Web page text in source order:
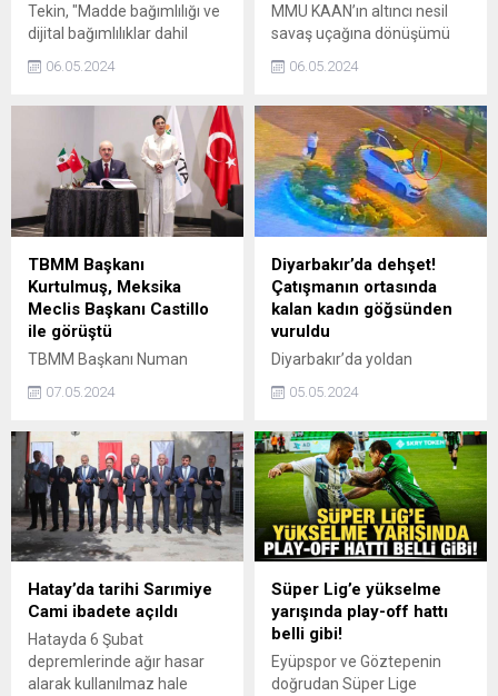
Tekin, "Madde bağımlılığı ve
dijital bağımlılıklar dahil
proje kapsamında bir afet
06.05.2024
MMU KAAN’ın altıncı nesil
savaş uçağına dönüşümü
hazırlanıyor.
06.05.2024
TBMM Başkanı
Kurtulmuş, Meksika
Meclis Başkanı Castillo
ile görüştü
TBMM Başkanı Numan
Temsilciler Meclisi Başkanı
bir araya geldi.
07.05.2024
Diyarbakır’da dehşet!
Çatışmanın ortasında
kalan kadın göğsünden
vuruldu
Diyarbakır’da yoldan
ortasında kalarak
S.’nin (61) hayati tehlikesi
devam ediyor.
05.05.2024
Hatay’da tarihi Sarımiye
Cami ibadete açıldı
Hatayda 6 Şubat
depremlerinde ağır hasar
alarak kullanılmaz hale
Süper Lig’e yükselme
yarışında play-off hattı
belli gibi!
Eyüpspor ve Göztepenin
doğrudan Süper Lige